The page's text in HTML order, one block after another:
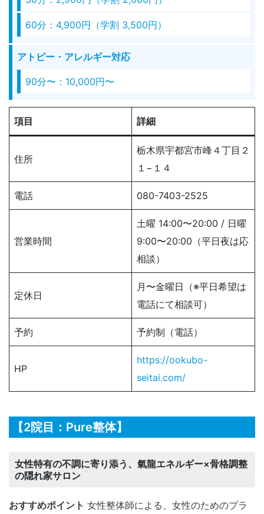
60分：4,900円（学割 3,500円）
アトピー・アレルギー対応
90分〜：10,000円〜
項目 詳細
住所
栃木県宇都宮市峰４丁目２
１−１４
電話 080-7403-2525
営業時間
土曜 14:00〜20:00 / 日曜
9:00〜20:00（平日夜は応
相談）
定休日
月〜金曜日（※平日希望は
電話にて相談可）
予約 予約制（電話）
HP
https://ookubo-
seitai.com/
【2院目：Pure整体】
女性特有の不調に寄り添う、氣龍エネルギー×骨格調整
の隠れ家サロン
おすすめポイント 女性整体師による、女性のためのプラ